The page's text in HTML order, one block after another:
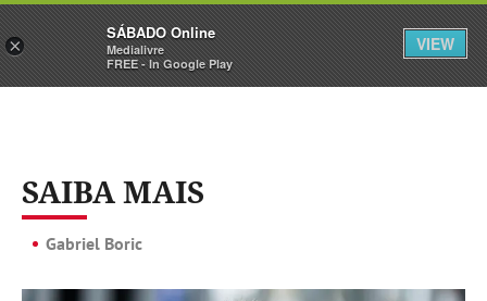
Sábado Assine Iniciar Sessão
SAIBA MAIS
Gabriel Boric
×
SÁBADO Online
Medialivre
FREE - In Google Play
VIEW